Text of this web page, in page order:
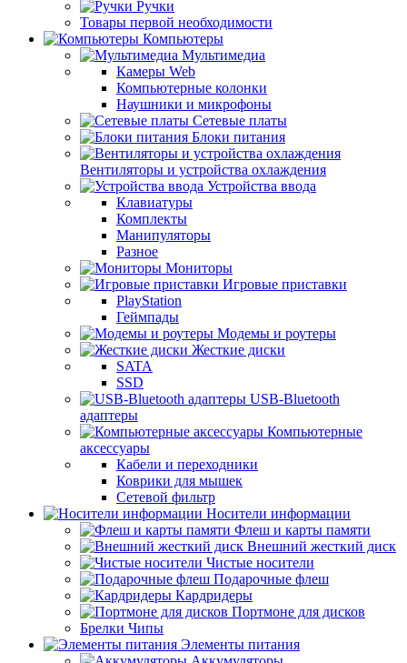
Ручки
Товары первой необходимости
Компьютеры
Мультимедиа
Камеры Web
Компьютерные колонки
Наушники и микрофоны
Сетевые платы
Блоки питания
Вентиляторы и устройства охлаждения
Устройства ввода
Клавиатуры
Комплекты
Манипуляторы
Разное
Мониторы
Игровые приставки
PlayStation
Геймпады
Модемы и роутеры
Жесткие диски
SATA
SSD
USB-Bluetooth
адаптеры
Компьютерные
аксессуары
Кабели и переходники
Коврики для мышек
Сетевой фильтр
Носители информации
Флеш и карты памяти
Внешний жесткий диск
Чистые носители
Подарочные флеш
Кардридеры
Портмоне для дисков
Брелки Чипы
Элементы питания